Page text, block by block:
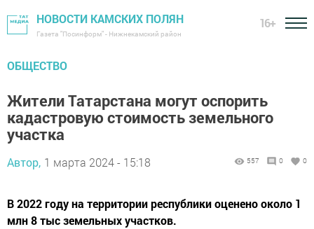
НОВОСТИ КАМСКИХ ПОЛЯН
Газета "Посинформ" - Нижнекамский район
16+
ОБЩЕСТВО
Жители Татарстана могут оспорить
кадастровую стоимость земельного
участка
Автор, 1 марта 2024 - 15:18 557 0 0
В 2022 году на территории республики оценено около 1
млн 8 тыс земельных участков.